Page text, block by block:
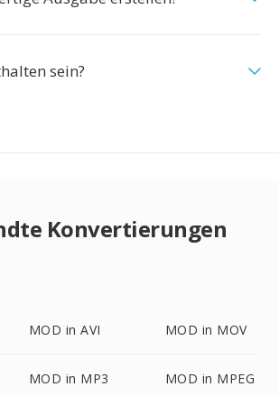
sein?
Konvertierungen
MOD in AVI MOD in MOV
MOD in MP3 MOD in MPEG